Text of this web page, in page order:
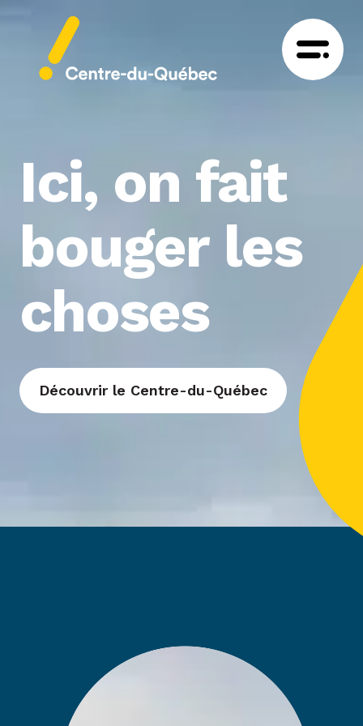
Ici, on fait
bouger les
choses
Découvrir le Centre-du-Québec